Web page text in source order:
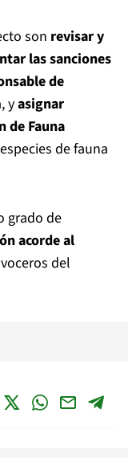
son revisar y
las sanciones
de
yasignar
de Fauna
de fauna
grado de
acorde al
del